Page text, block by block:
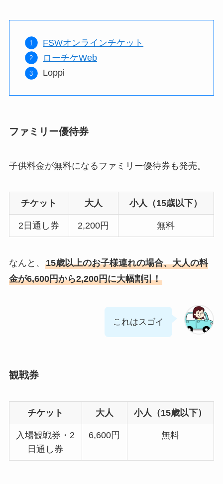
FSWオンラインチケット
ローチケWeb
Loppi
ファミリー優待券
子供料金が無料になるファミリー優待券も発売。
チケット 大人 小人（15歳以下）
2日通し券 2,200円 無料
なんと、 15歳以上のお子様連れの場合、大人の料
金が6,600円から2,200円に大幅割引！
これはスゴイ
観戦券
チケット 大人 小人（15歳以下）
入場観戦券・2
日通し券
6,600円 無料